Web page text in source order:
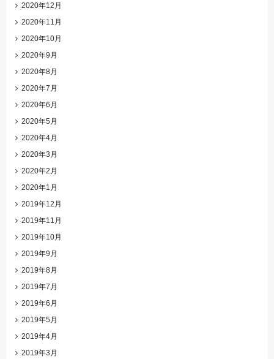
2020年12月
2020年11月
2020年10月
2020年9月
2020年8月
2020年7月
2020年6月
2020年5月
2020年4月
2020年3月
2020年2月
2020年1月
2019年12月
2019年11月
2019年10月
2019年9月
2019年8月
2019年7月
2019年6月
2019年5月
2019年4月
2019年3月